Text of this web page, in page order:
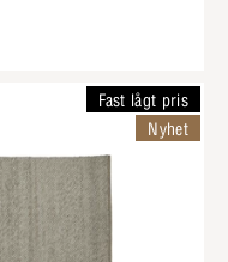
Fast lågt pris
Nyhet